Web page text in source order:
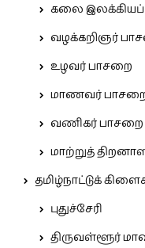
கலை இலக்கியப்
வழக்கறிஞர்
உழவர் பாசறை
மாணவர்
வணிகர் பாசறை
மாற்றுத்
தமிழ்நாட்டுக்
புதுச்சேரி
திருவள்ளூர்